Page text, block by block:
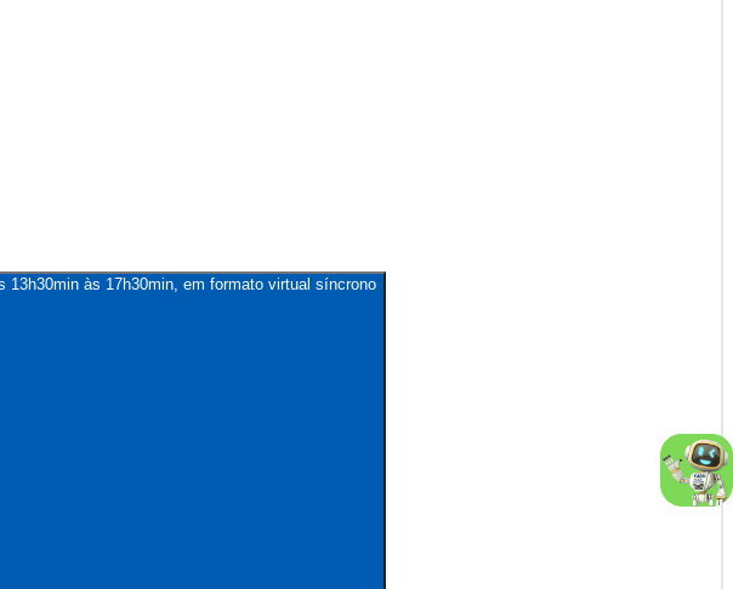
às 17h30min, em formato virtual síncrono